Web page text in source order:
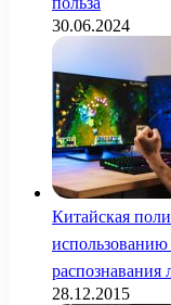
30.06.2024
Китайская
распознавания
28.12.2015